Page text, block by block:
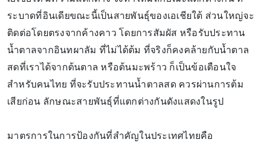
ระบาดที่อินเดียขณะนี้เป็นสายพันธุ์ของเอเชียใต้ ส่วนใหญ่จะ
ติดต่อโดยตรงจากค้างคาว โดยการสัมผัส หรือรับประทาน
น้ำตาลจากอินทผาลัม ที่ไม่ได้ต้ม ที่จริงก็คงคล้ายกับน้ำตาล
สดที่เราได้จากต้นตาล หรือต้นมะพร้าว ก็เป็นข้อเตือนใจ
สำหรับคนไทย ที่จะรับประทานน้ำตาลสด ควรผ่านการต้ม
เสียก่อน ลักษณะสายพันธุ์ที่แตกต่างกันดังแสดงในรูป
มาตรการในการป้องกันที่สำคัญในประเทศไทยคือ